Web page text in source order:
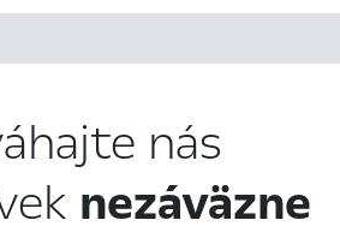
nás
nezáväzne